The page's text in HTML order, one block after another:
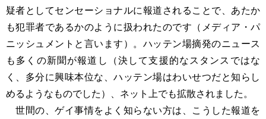
疑者としてセンセーショナルに報道されることで、あたか
も犯罪者であるかのように扱われたのです（メディア・パ
ニッシュメントと言います）。ハッテン場摘発のニュース
も多くの新聞が報道し（決して支援的なスタンスではな
く、多分に興味本位な、ハッテン場はわいせつだと知らし
めるようなものでした）、ネット上でも拡散されました。
世間の、ゲイ事情をよく知らない方は、こうした報道を